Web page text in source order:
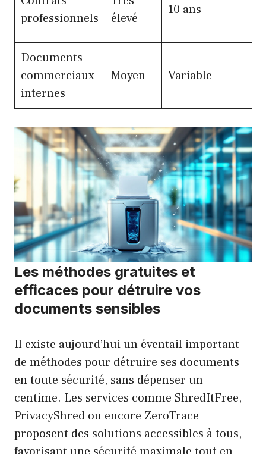
professionnels
élevé
10 ans
Documents
commerciaux
internes
Moyen Variable
Les méthodes gratuites et
efficaces pour détruire vos
documents sensibles
Il existe aujourd’hui un éventail important
de méthodes pour détruire ses documents
en toute sécurité, sans dépenser un
centime. Les services comme ShredItFree,
PrivacyShred ou encore ZeroTrace
proposent des solutions accessibles à tous,